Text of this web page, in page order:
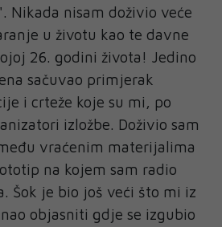
Nikada nisam doživio veće
u životu kao te davne
26. godini života! Jedino
sačuvao primjerak
i crteže koje su mi, po
izložbe. Doživio sam
vraćenim materijalima
na kojem sam radio
Šok je bio još veći što mi iz
objasniti gdje se izgubio